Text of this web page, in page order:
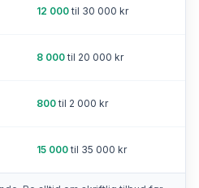
12 000 til 30 000 kr
8 000 til 20 000 kr
800 til 2 000 kr
15 000 til 35 000 kr